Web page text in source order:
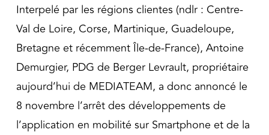
Interpelé par les régions clientes (ndlr : Centre-
Val de Loire, Corse, Martinique, Guadeloupe,
Bretagne et récemment Île-de-France), Antoine
Demurgier, PDG de Berger Levrault, propriétaire
aujourd’hui de MEDIATEAM, a donc annoncé le
8 novembre l’arrêt des développements de
l’application en mobilité sur Smartphone et de la